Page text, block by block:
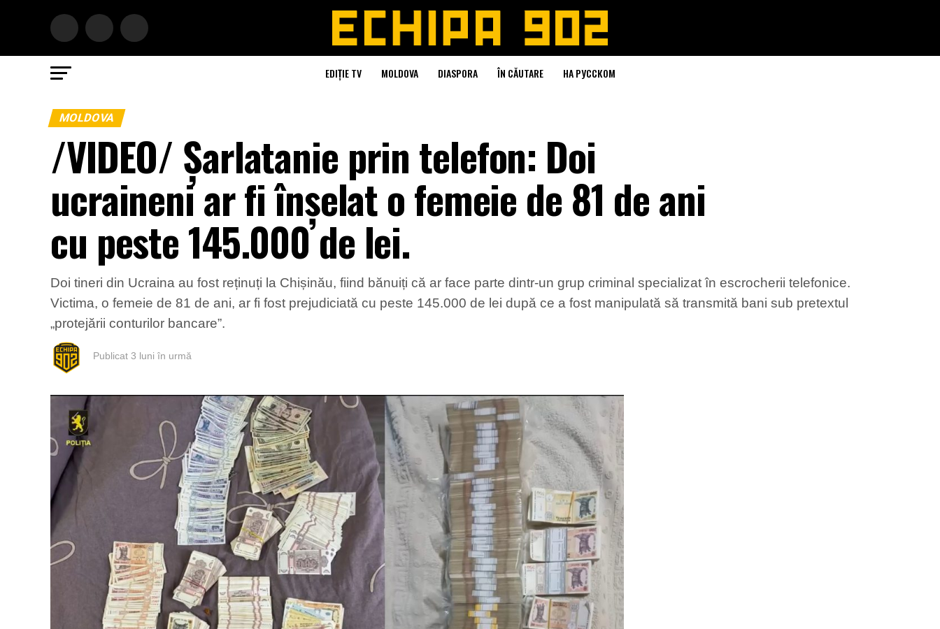
EDIȚIE TV MOLDOVA DIASPORA ÎN CĂUTARE НА РУССКОМ
MOLDOVA
/VIDEO/ Șarlatanie prin telefon: Doi
ucraineni ar fi înșelat o femeie de 81 de ani
cu peste 145.000 de lei.
Doi tineri din Ucraina au fost reținuți la Chișinău, fiind bănuiți că ar face parte dintr-un grup criminal specializat în escrocherii telefonice.
Victima, o femeie de 81 de ani, ar fi fost prejudiciată cu peste 145.000 de lei după ce a fost manipulată să transmită bani sub pretextul
„protejării conturilor bancare”.
Publicat 3 luni în urmă